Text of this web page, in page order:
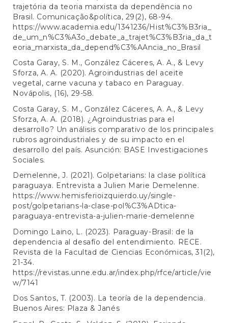
trajetória da teoria marxista da dependência no
Brasil. Comunicação&política, 29(2), 68-94.
https://www.academia.edu/1341236/Hist%C3%B3ria_
de_um_n%C3%A3o_debate_a_trajet%C3%B3ria_da_t
eoria_marxista_da_depend%C3%AAncia_no_Brasil
Costa Garay, S. M., González Cáceres, A. A., & Levy
Sforza, A. A. (2020). Agroindustrias del aceite
vegetal, carne vacuna y tabaco en Paraguay.
Novápolis, (16), 29-58.
Costa Garay, S. M., González Cáceres, A. A., & Levy
Sforza, A. A. (2018). ¿Agroindustrias para el
desarrollo? Un análisis comparativo de los principales
rubros agroindustriales y de su impacto en el
desarrollo del país. Asunción: BASE Investigaciones
Sociales.
Demelenne, J. (2021). Golpetarians: la clase política
paraguaya. Entrevista a Julien Marie Demelenne.
https://www.hemisferioizquierdo.uy/single-
post/golpetarians-la-clase-pol%C3%ADtica-
paraguaya-entrevista-a-julien-marie-demelenne
Domingo Laino, L. (2023). Paraguay-Brasil: de la
dependencia al desafío del entendimiento. RECE.
Revista de la Facultad de Ciencias Económicas, 31(2),
21-34.
https://revistas.unne.edu.ar/index.php/rfce/article/vie
w/7141
Dos Santos, T. (2003). La teoría de la dependencia.
Buenos Aires: Plaza & Janés